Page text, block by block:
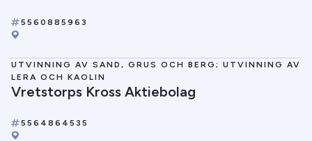
5560885963
UTVINNING AV SAND, GRUS OCH BERG; UTVINNING AV
LERA OCH KAOLIN
Vretstorps Kross Aktiebolag
5564864535